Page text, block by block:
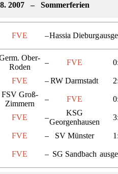
2007 – Sommerferien
FVE –Hassia Dieburg
Ober-
Roden
– FVE
FVE –RW Darmstadt
FSV Groß-
Zimmern
– FVE
FVE –
KSG
Georgenhausen
FVE – SV Münster
FVE – SG Sandbach